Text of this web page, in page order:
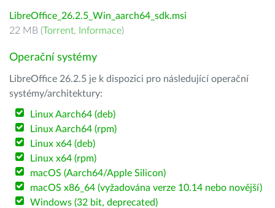
LibreOffice_26.2.5_Win_aarch64_sdk.msi
22 MB (Torrent, Informace)
Operační systémy
LibreOffice 26.2.5 je k dispozici pro následující operační
systémy/architektury:
Linux Aarch64 (deb)
Linux Aarch64 (rpm)
Linux x64 (deb)
Linux x64 (rpm)
macOS (Aarch64/Apple Silicon)
macOS x86_64 (vyžadována verze 10.14 nebo novější)
Windows (32 bit, deprecated)